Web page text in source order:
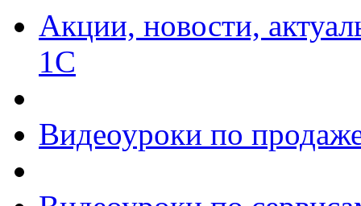
Акции, новости,
1С
Видеоуроки по